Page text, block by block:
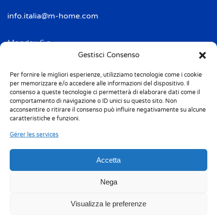
Gestisci Consenso
Per fornire le migliori esperienze, utilizziamo tecnologie come i cookie
per memorizzare e/o accedere alle informazioni del dispositivo. Il
consenso a queste tecnologie ci permetterà di elaborare dati come il
comportamento di navigazione o ID unici su questo sito. Non
acconsentire o ritirare il consenso può influire negativamente su alcune
caratteristiche e funzioni.
Gérer les services
Accetta
Nega
Visualizza le preferenze
info.italia@m-home.com
Mondex S.a.
Address: 2 Rue Ampère - BP 120
Tél. + 33(0)3 88 69 20 40
Fax + 33(0)3 88 69 20 41
info.france@m-home.com
Mondex Menaje España S.a.
Address: Ctra de Girona, km. 101.5
E-17160 Angles (Girona)